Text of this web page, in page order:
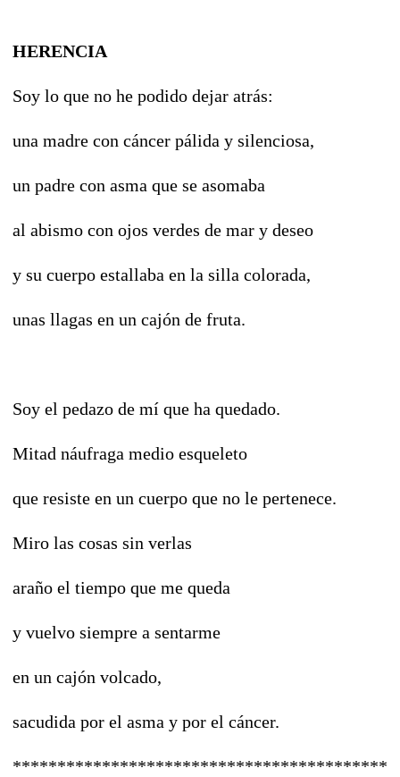
HERENCIA
Soy lo que no he podido dejar atrás:
una madre con cáncer pálida y silenciosa,
un padre con asma que se asomaba
al abismo con ojos verdes de mar y deseo
y su cuerpo estallaba en la silla colorada,
unas llagas en un cajón de fruta.
Soy el pedazo de mí que ha quedado.
Mitad náufraga medio esqueleto
que resiste en un cuerpo que no le pertenece.
Miro las cosas sin verlas
araño el tiempo que me queda
y vuelvo siempre a sentarme
en un cajón volcado,
sacudida por el asma y por el cáncer.